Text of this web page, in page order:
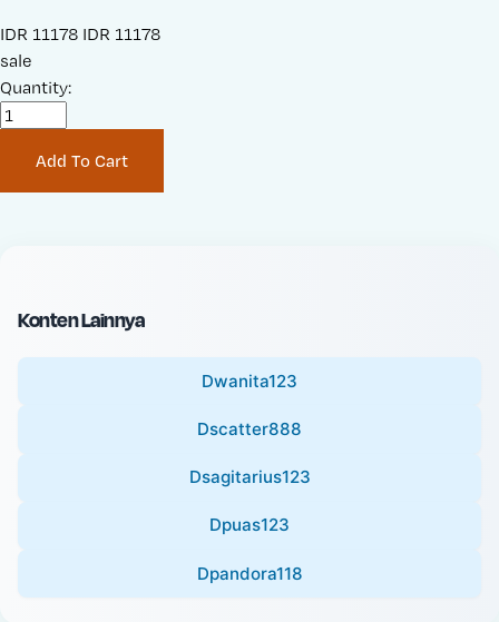
S
a
l
e
i
IDR 11178 O
n
a
c
e
IDR 11178
sale
Quantity:
Add To Cart
Konten Lainnya
Dwanita123
Dscatter888
Dsagitarius123
Dpuas123
Dpandora118